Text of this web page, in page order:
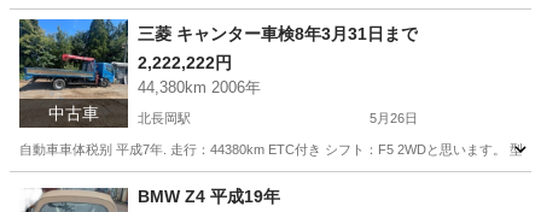
新潟 長岡市 北長岡駅 サンバー エンジン
中古車
三菱 キャンター車検8年3月31日まで
2,222,222円
44,380km 2006年
北長岡駅 5月26日
自動車車体税别 平成7年. 走行：44380km ETC付き シフト：F5 2WDと思います。 型
新潟 長岡市 日産
BMW Z4 平成19年